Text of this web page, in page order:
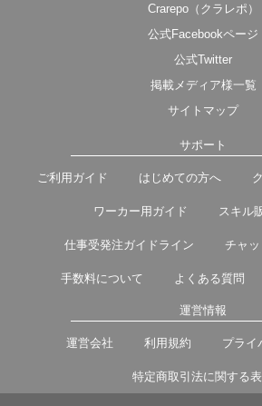
Crarepo（クラレポ）
公式Facebookページ
公式Twitter
掲載メディア様一覧
サイトマップ
サポート
ご利用ガイド はじめての方へ
ワーカー用ガイド スキル
仕事受発注ガイドライン チャ
手数料について よくある質問
運営情報
運営会社 利用規約 プライ
特定商取引法に関する